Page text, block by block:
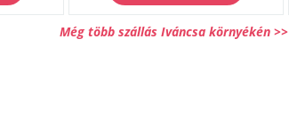
Még több szállás Iváncsa környékén >>